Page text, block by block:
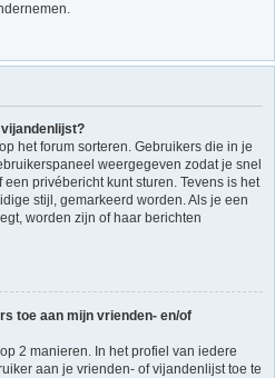
het forum sorteren. Gebruikers die in je
weergegeven zodat je snel
privébericht kunt sturen. Tevens is het
stijl, gemarkeerd worden. Als je een
worden zijn of haar berichten
toe aan mijn vrienden- en/of
2 manieren. In het profiel van iedere
aan je vrienden- of vijandenlijst toe te